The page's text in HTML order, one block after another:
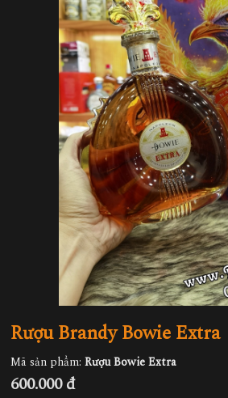
Rượu Brandy Bowie Extra
Mã sản phẩm: Rượu Bowie Extra
600.000 đ